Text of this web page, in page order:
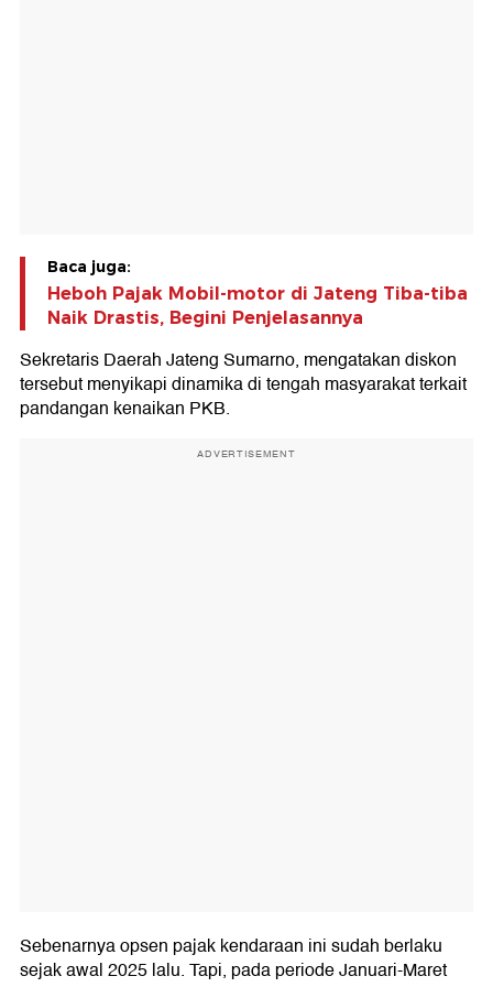
Baca juga:
Heboh Pajak Mobil-motor di Jateng Tiba-tiba
Naik Drastis, Begini Penjelasannya
Sekretaris Daerah Jateng Sumarno, mengatakan diskon
tersebut menyikapi dinamika di tengah masyarakat terkait
pandangan kenaikan PKB.
ADVERTISEMENT
Sebenarnya opsen pajak kendaraan ini sudah berlaku
sejak awal 2025 lalu. Tapi, pada periode Januari-Maret